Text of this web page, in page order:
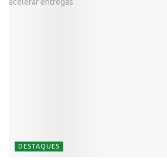
DESTAQUES